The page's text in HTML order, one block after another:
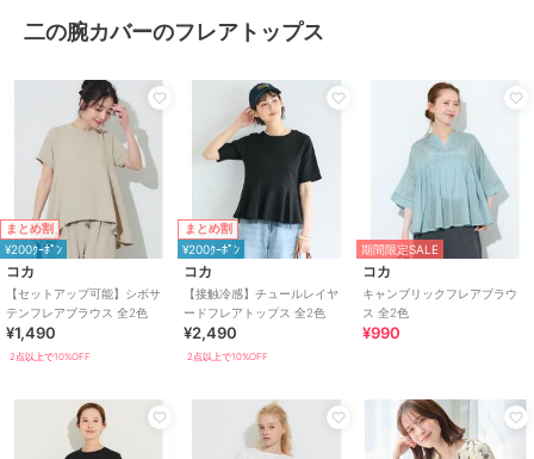
二の腕カバーのフレアトップス
まとめ割
¥200ｸｰﾎﾟﾝ
コカ
【セットアップ可能】シボサ
テンフレアブラウス 全2色
¥1,490
2点以上で10%OFF
まとめ割
¥200ｸｰﾎﾟﾝ
コカ
【接触冷感】チュールレイヤ
ードフレアトップス 全2色
¥2,490
2点以上で10%OFF
期間限定SALE
コカ
キャンブリックフレアブラウ
ス 全2色
¥990